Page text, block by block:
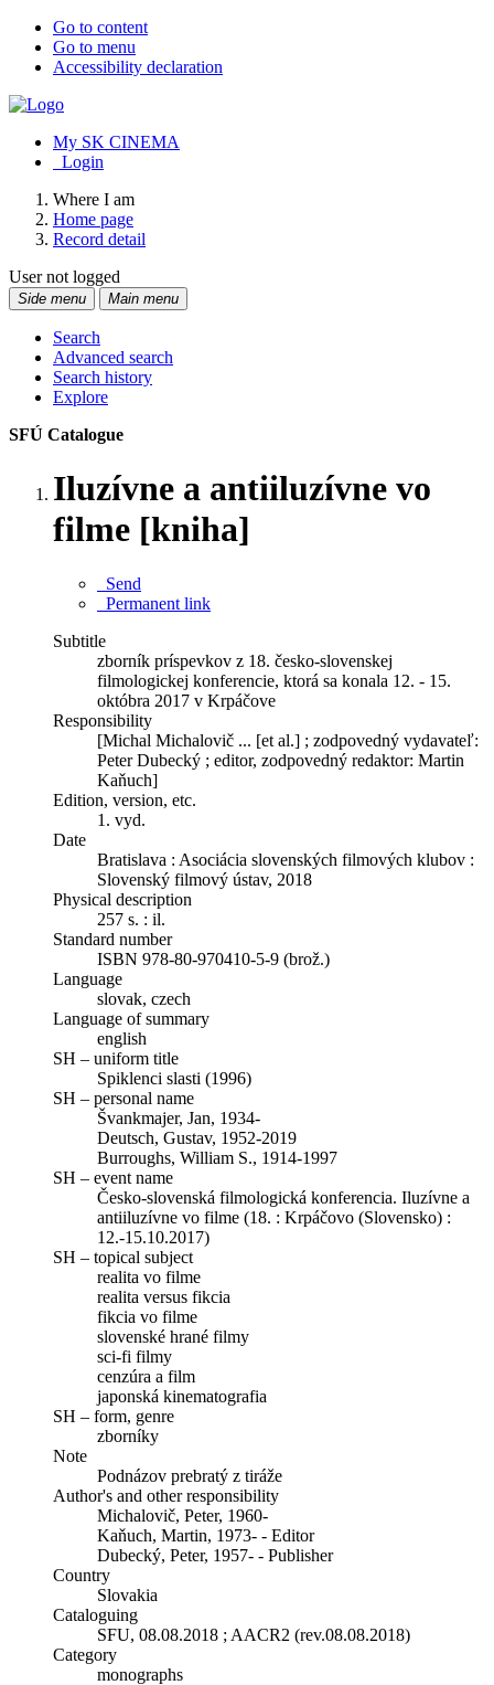
Go to content
Go to menu
Accessibility declaration
My SK CINEMA
Login
Where I am
Home page
Record detail
User not logged
Side menu Main menu
Search
Advanced search
Search history
Explore
SFÚ Catalogue
Iluzívne a antiiluzívne vo
filme [kniha]
Send
Permanent link
Subtitle
zborník príspevkov z 18. česko-slovenskej
filmologickej konferencie, ktorá sa konala 12. - 15.
októbra 2017 v Krpáčove
Responsibility
[Michal Michalovič ... [et al.] ; zodpovedný vydavateľ:
Peter Dubecký ; editor, zodpovedný redaktor: Martin
Kaňuch]
Edition, version, etc.
1. vyd.
Date
Bratislava : Asociácia slovenských filmových klubov :
Slovenský filmový ústav, 2018
Physical description
257 s. : il.
Standard number
ISBN 978-80-970410-5-9 (brož.)
Language
slovak, czech
Language of summary
english
SH – uniform title
Spiklenci slasti (1996)
SH – personal name
Švankmajer, Jan, 1934-
Deutsch, Gustav, 1952-2019
Burroughs, William S., 1914-1997
SH – event name
Česko-slovenská filmologická konferencia. Iluzívne a
antiiluzívne vo filme (18. : Krpáčovo (Slovensko) :
12.-15.10.2017)
SH – topical subject
realita vo filme
realita versus fikcia
fikcia vo filme
slovenské hrané filmy
sci-fi filmy
cenzúra a film
japonská kinematografia
SH – form, genre
zborníky
Note
Podnázov prebratý z tiráže
Author's and other responsibility
Michalovič, Peter, 1960-
Kaňuch, Martin, 1973- - Editor
Dubecký, Peter, 1957- - Publisher
Country
Slovakia
Cataloguing
SFU, 08.08.2018 ; AACR2 (rev.08.08.2018)
Category
monographs